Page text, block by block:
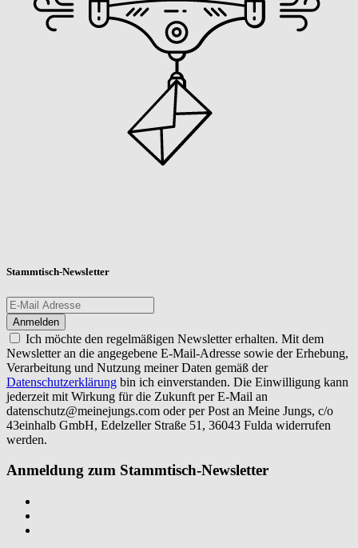
Stammtisch-Newsletter
Ich möchte den regelmäßigen Newsletter erhalten. Mit dem
Newsletter an die angegebene E-Mail-Adresse sowie der Erhebung,
Verarbeitung und Nutzung meiner Daten gemäß der
Datenschutzerklärung bin ich einverstanden. Die Einwilligung kann
jederzeit mit Wirkung für die Zukunft per E-Mail an
datenschutz@meinejungs.com oder per Post an Meine Jungs, c/o
43einhalb GmbH, Edelzeller Straße 51, 36043 Fulda widerrufen
werden.
Anmeldung zum Stammtisch-Newsletter